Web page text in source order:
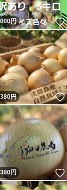
ね！
円
ね！
円
ね！
円